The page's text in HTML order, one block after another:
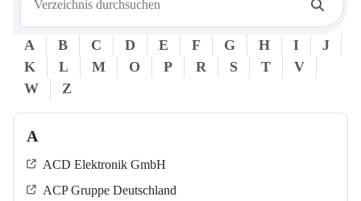
A B C D E F G H I
J
K
L M O P R S T
V
W
Z
A
ACD Elektronik GmbH
ACP Gruppe Deutschland